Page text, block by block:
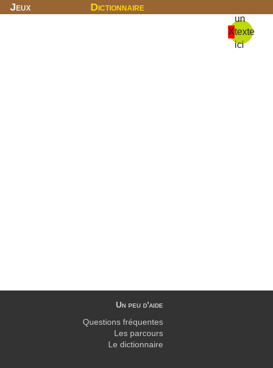
Jeux Dictionnaire
X
un
texte
ici
Un peu d'aide
Questions fréquentes
Les parcours
Le dictionnaire